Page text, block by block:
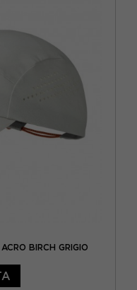
BIRCH GRIGIO